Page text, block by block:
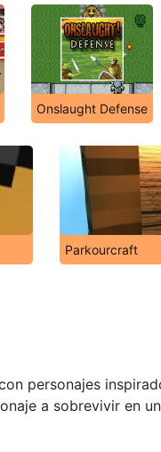
Onslaught Defense
Parkourcraft
personajes
a sobrevivir en un